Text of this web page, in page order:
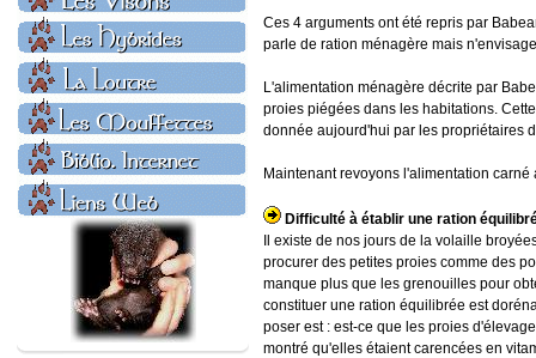
Ces 4 arguments ont été repris par
parle de ration ménagère mais
L'alimentation ménagère décrite par
proies piégées dans les habitations.
donnée aujourd'hui par les propriétaires
Maintenant revoyons l'alimentation
Difficulté à établir une ration
Il existe de nos jours de la volaille
procurer des petites proies comme des
manque plus que les grenouilles pour
constituer une ration équilibrée est
poser est : est-ce que les proies
montré qu'elles étaient carencées en